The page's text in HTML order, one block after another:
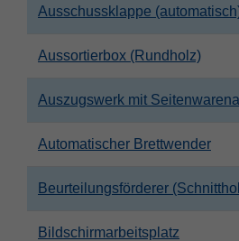
Ausschussklappe
Aussortierbox (Rundholz)
Auszugswerk mit
Automatischer Brettwender
Beurteilungsförderer
Bildschirmarbeitsplatz
Zweck PHPs Standard